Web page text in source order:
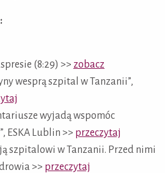
(8:29) >> zobacz
wesprą szpital w Tanzanii”,
wyjadą wspomóc
ESKA Lublin >> przeczytaj
szpitalowi w Tanzanii. Przed nimi
>> przeczytaj